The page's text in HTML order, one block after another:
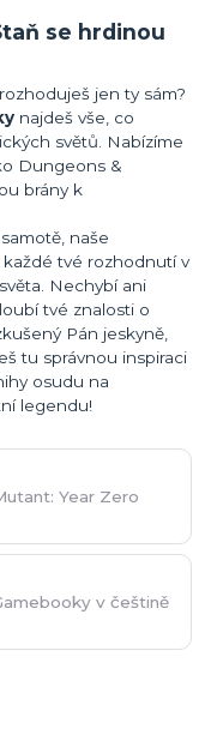
se hrdinou
jen ty sám?
najdeš vše, co
světů. Nabízíme
Dungeons &
brány k
naše
tvé rozhodnutí v
Nechybí ani
tvé znalosti o
Pán jeskyně,
tu správnou inspiraci
osudu na
legendu!
Year Zero
v češtině